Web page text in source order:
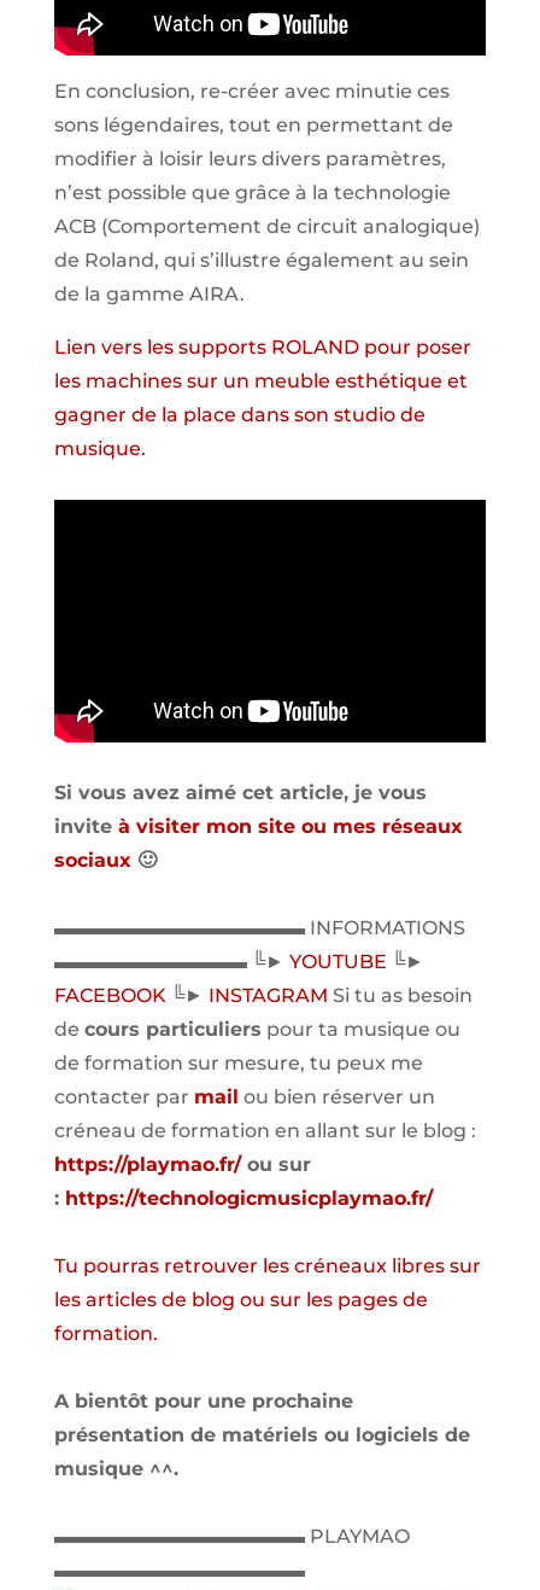
En conclusion, re-créer avec minutie ces
sons légendaires, tout en permettant de
modifier à loisir leurs divers paramètres,
n’est possible que grâce à la technologie
ACB (Comportement de circuit analogique)
de Roland, qui s’illustre également au sein
de la gamme AIRA.
Lien vers les supports ROLAND pour poser
les machines sur un meuble esthétique et
gagner de la place dans son studio de
musique.
Si vous avez aimé cet article, je vous
invite à visiter mon site ou mes réseaux
sociaux🙂
▬▬▬▬▬▬▬▬▬▬▬▬▬ INFORMATIONS
▬▬▬▬▬▬▬▬▬▬ ╚► YOUTUBE ╚►
FACEBOOK╚► INSTAGRAM Si tu as besoin
de cours particuliers pour ta musique ou
de formation sur mesure, tu peux me
contacter par mail ou bien réserver un
créneau de formation en allant sur le blog :
https://playmao.fr/ou sur
: https://technologicmusicplaymao.fr/
Tu pourras retrouver les créneaux libres sur
les articles de blog ou sur les pages de
formation.
A bientôt pour une prochaine
présentation de matériels ou logiciels de
musique ^^.
▬▬▬▬▬▬▬▬▬▬▬▬▬ PLAYMAO
▬▬▬▬▬▬▬▬▬▬▬▬▬